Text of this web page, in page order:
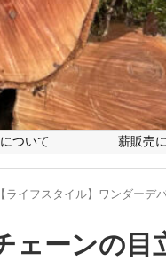
ついて 薪販売
【ライフスタイル】ワンダーデ
ェーンの目